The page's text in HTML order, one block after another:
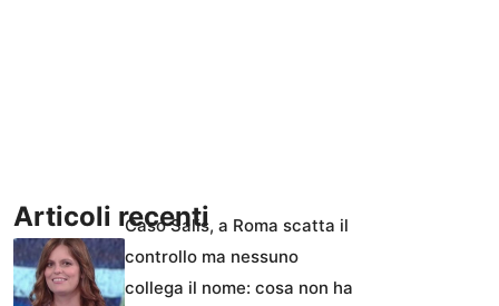
Articoli recentiCaso Salis, a Roma scatta il
controllo ma nessuno
collega il nome: cosa non ha